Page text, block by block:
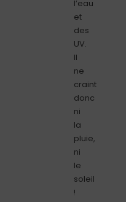
l’eau
et
des
UV.
Il
ne
craint
donc
ni
la
pluie,
ni
le
soleil
!